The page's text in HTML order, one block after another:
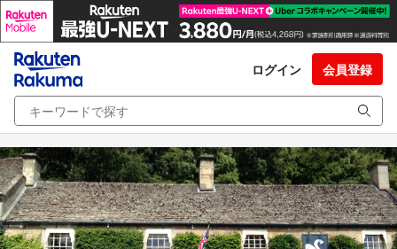
ログイン 会員登録